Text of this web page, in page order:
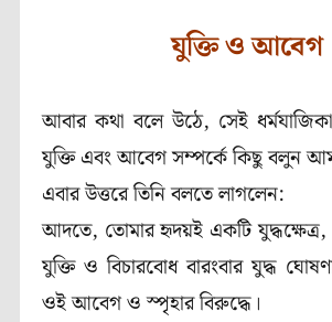
যুক্তি ও আবেগ
আবার কথা বলে উঠে, সেই
যুক্তি এবং আবেগ সম্পর্কে কিছু বলুন
এবার উত্তরে তিনি বলতে লাগলেন:
আদতে, তোমার হৃদয়ই একটি যুদ্ধক্ষেত্র,
যুক্তি ও বিচারবোধ বারংবার যুদ্ধ
ওই আবেগ ও স্পৃহার বিরুদ্ধে।